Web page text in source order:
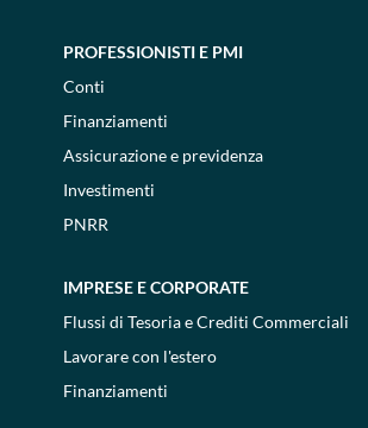
PROFESSIONISTI E PMI
Conti
Finanziamenti
Assicurazione e previdenza
Investimenti
PNRR
IMPRESE E CORPORATE
Flussi di Tesoria e Crediti Commerciali
Lavorare con l'estero
Finanziamenti